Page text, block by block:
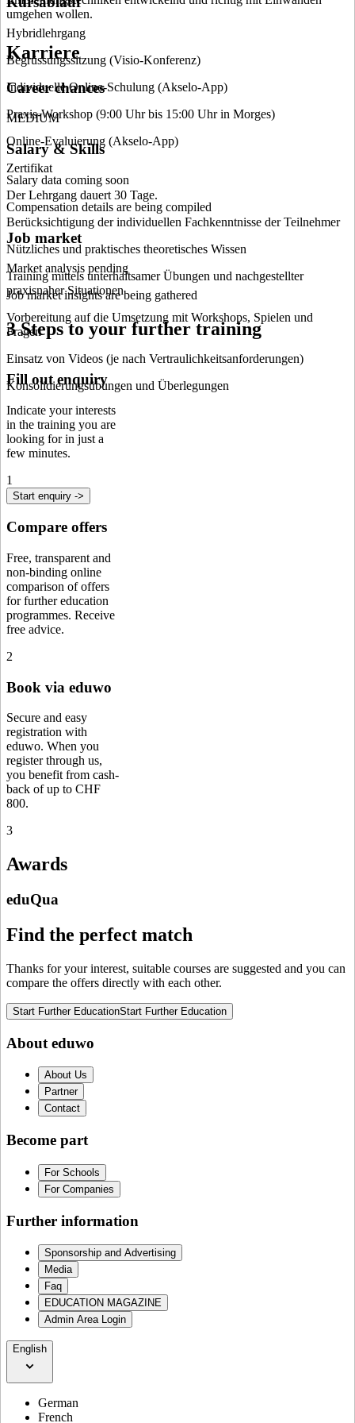
umgehen wollen.
Hybridlehrgang
Begrüssungssitzung (Visio-Konferenz)
Individuelle Online-Schulung (Akselo-App)
Praxis-Workshop (9:00 Uhr bis 15:00 Uhr in Morges)
Online-Evaluierung (Akselo-App)
Zertifikat
Der Lehrgang dauert 30 Tage.
Berücksichtigung der individuellen Fachkenntnisse der Teilnehmer
Nützliches und praktisches theoretisches Wissen
Training mittels unterhaltsamer Übungen und nachgestellter
praxisnaher Situationen
Vorbereitung auf die Umsetzung mit Workshops, Spielen und
Fragen
Einsatz von Videos (je nach Vertraulichkeitsanforderungen)
Konsolidierungsübungen und Überlegungen
Karriere
Career chances
MEDIUM
Salary & Skills
Salary data coming soon
Compensation details are being compiled
Job market
Market analysis pending
Job market insights are being gathered
3 Steps to your further training
Fill out enquiry
Indicate your interests
in the training you are
looking for in just a
few minutes.
1
Start enquiry ->
Compare offers
Free, transparent and
non-binding online
comparison of offers
for further education
programmes. Receive
free advice.
2
Book via eduwo
Secure and easy
registration with
eduwo. When you
register through us,
you benefit from cash-
back of up to CHF
800.
3
Awards
eduQua
Find the perfect match
Thanks for your interest, suitable courses are suggested and you can
compare the offers directly with each other.
Start Further EducationStart Further Education
About eduwo
About Us
Partner
Contact
Become part
For Schools
For Companies
Further information
Sponsorship and Advertising
Media
Faq
EDUCATION MAGAZINE
Admin Area Login
English
German
French